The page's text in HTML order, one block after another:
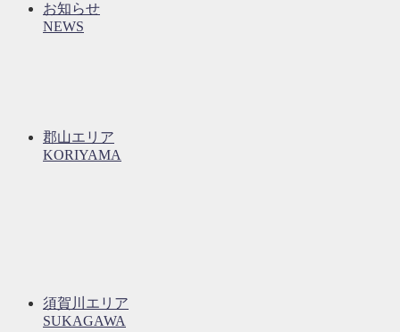
お知らせ
NEWS
郡山エリア
KORIYAMA
須賀川エリア
SUKAGAWA